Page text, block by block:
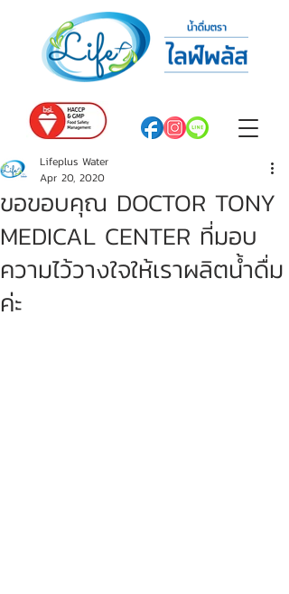
ขอขอบคุณ DOCTOR TONY
MEDICAL CENTER ที่มอบ
ความไว้วางใจให้เราผลิตน้ำดื่ม
ค่ะ
Lifeplus Water
Apr 20, 2020